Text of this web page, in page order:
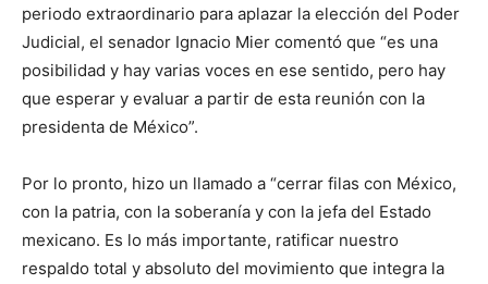
periodo extraordinario para aplazar la elección del Poder
Judicial, el senador Ignacio Mier comentó que “es una
posibilidad y hay varias voces en ese sentido, pero hay
que esperar y evaluar a partir de esta reunión con la
presidenta de México”.
Por lo pronto, hizo un llamado a “cerrar filas con México,
con la patria, con la soberanía y con la jefa del Estado
mexicano. Es lo más importante, ratificar nuestro
respaldo total y absoluto del movimiento que integra la